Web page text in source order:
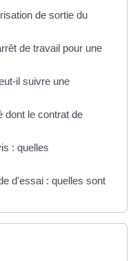
de sortie du
de travail pour une
il suivre une
dont le contrat de
: quelles
d'essai : quelles sont